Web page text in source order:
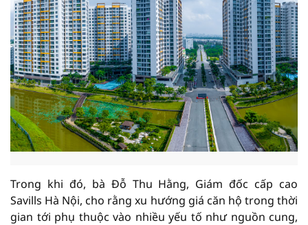
Trong khi đó, bà Đỗ Thu Hằng, Giám đốc cấp cao
Savills Hà Nội, cho rằng xu hướng giá căn hộ trong thời
gian tới phụ thuộc vào nhiều yếu tố như nguồn cung,